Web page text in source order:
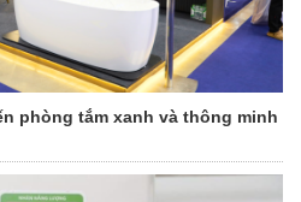
phòng tắm xanh và thông minh